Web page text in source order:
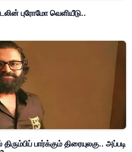
புரோமோ வெளியீடு..
பார்க்கும் திரையுலகு.. அப்படி